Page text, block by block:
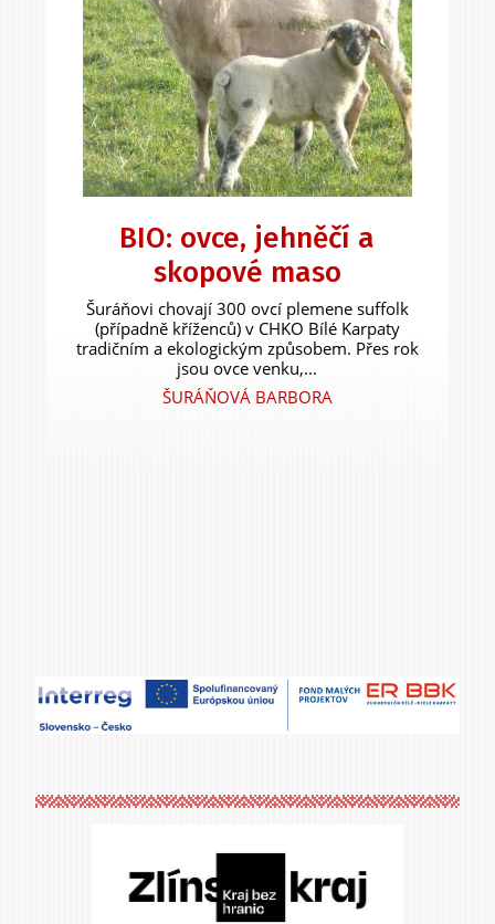
BIO: ovce, jehněčí a
skopové maso
Šuráňovi chovají 300 ovcí plemene suffolk
(případně kříženců) v CHKO Bílé Karpaty
tradičním a ekologickým způsobem. Přes rok
jsou ovce venku,...
ŠURÁŇOVÁ BARBORA